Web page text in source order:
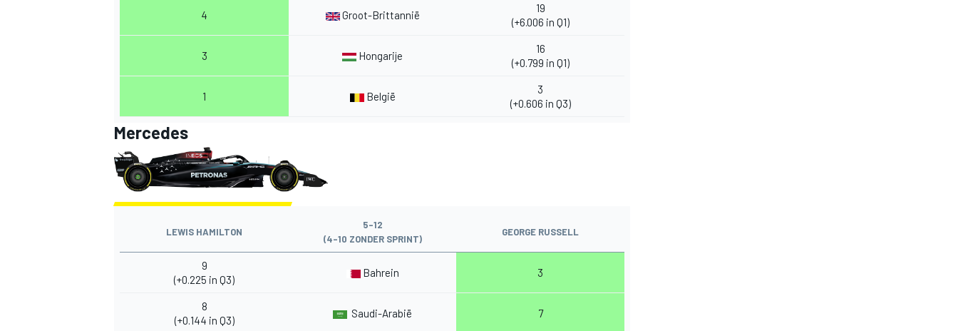
MEER RACEKLASSEN
4 Groot-Brittannië
19
(+6.006 in Q1)
3 Hongarije
16
(+0.799 in Q1)
1 België
3
(+0.606 in Q3)
Mercedes
LEWIS HAMILTON
5-12
(4-10 ZONDER SPRINT)
GEORGE RUSSELL
9
(+0.225 in Q3)
Bahrein 3
8
(+0.144 in Q3)
Saudi-Arabië 7